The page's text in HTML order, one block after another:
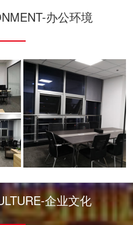
办公环境
企业文化